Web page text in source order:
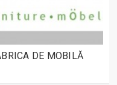
DE MOBILĂ